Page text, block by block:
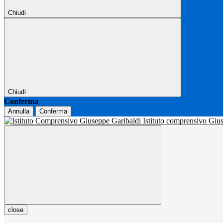
Chiudi
Chiudi
Conferma
Annulla Conferma
Istituto comprensivo
close